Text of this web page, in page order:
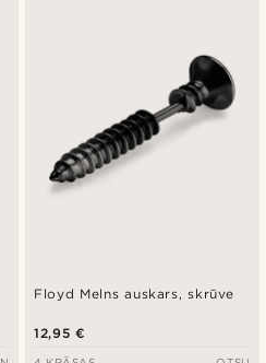
Floyd Melns auskars, skrūve
12,95 €